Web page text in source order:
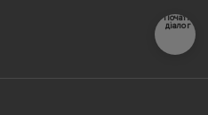
Почати
діалог